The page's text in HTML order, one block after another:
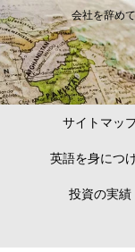
会社を辞め
サイトマッ
英語を身につ
投資の実績